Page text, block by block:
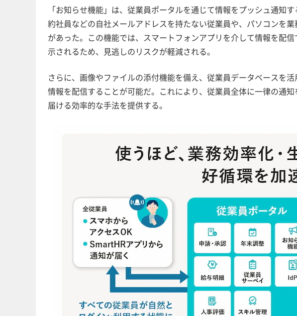
「お知らせ機能」は、従業員ポータルを通じて情報をプッシュ通知
約社員などの自社メールアドレスを持たない従業員や、パソコンを
があった。この機能では、スマートフォンアプリを介して情報を配
示されるため、見逃しのリスクが軽減される。
さらに、画像やファイルの添付機能を備え、従業員データベースを
情報を配信することが可能だ。これにより、従業員全体に一律の通
届ける効率的な手法を提供する。